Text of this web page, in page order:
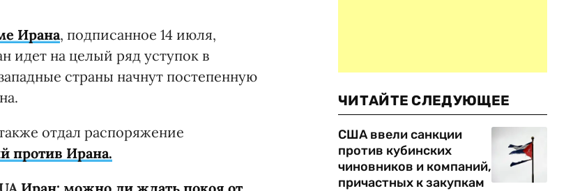
Ирана, подписанное 14 июля,
идет на целый ряд уступок в
страны начнут постепенную
отдал распоряжение
против Ирана.
ЧИТАЙТЕ СЛЕДУЮЩЕЕ
США ввели санкции
против кубинских
чиновников и компаний,
причастных к закупкам